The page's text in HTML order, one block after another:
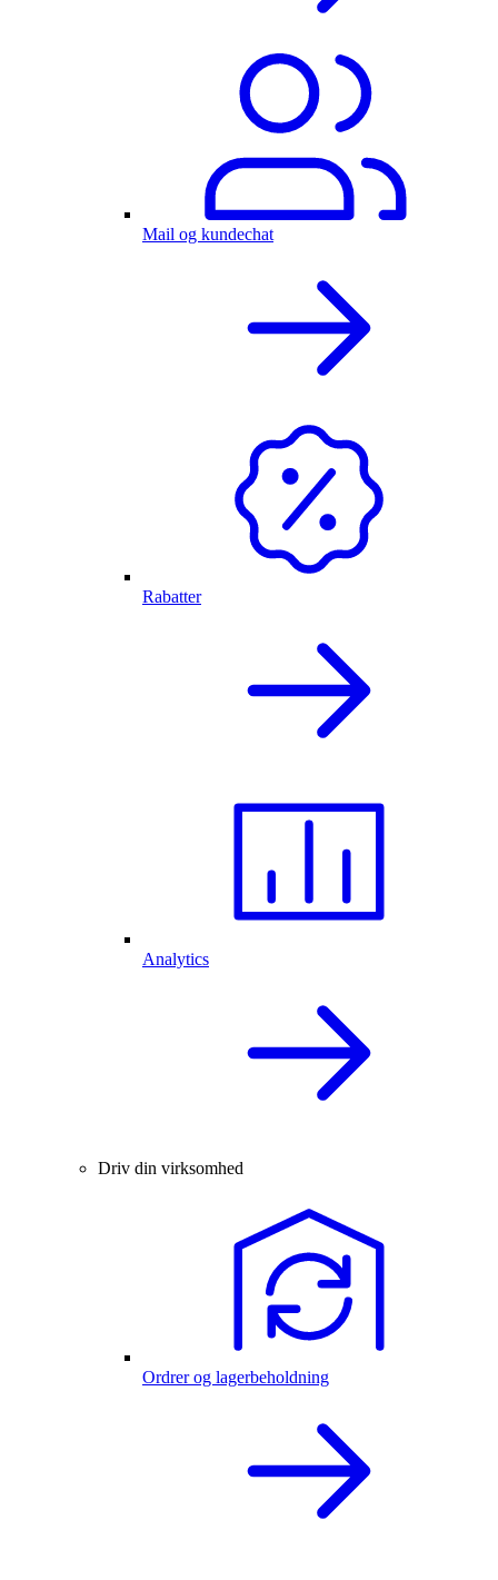
Mail og kundechat
Rabatter
Analytics
Driv din virksomhed
Ordrer og lagerbeholdning